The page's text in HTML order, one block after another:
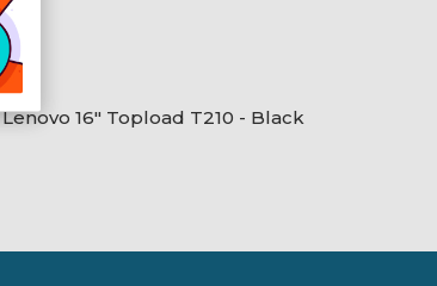
Lenovo 16" Topload T210 - Black